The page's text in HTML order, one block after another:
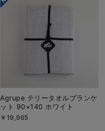
Agrupe テリータオルブランケ
ット 90×140 ホワイト
￥19,965